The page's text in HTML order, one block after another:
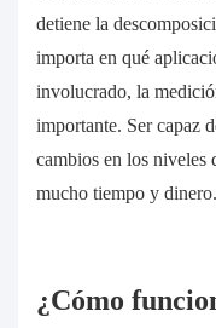
detiene la
importa en qué
involucrado, la
importante. Ser capaz
cambios en los niveles
mucho tiempo y dinero.
¿Cómo